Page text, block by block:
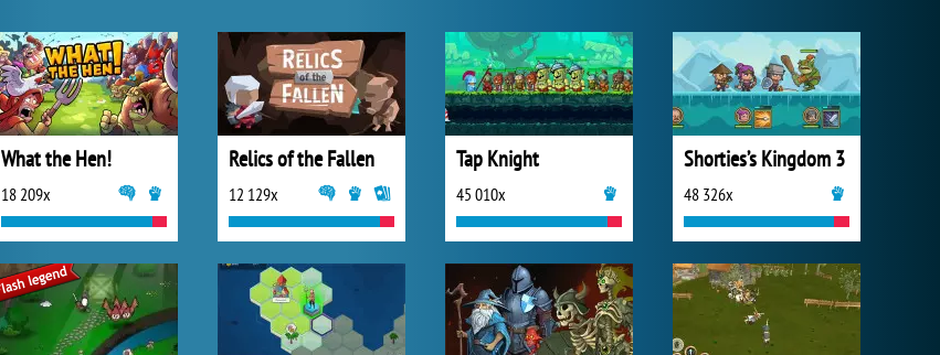
What the Hen!
18 209x
Relics of the Fallen
12 129x
Tap Knight
45 010x
Shorties’s Kingdom 3
48 326x